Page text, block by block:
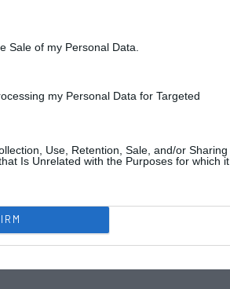
Sale of my Personal Data.
my Personal Data for Targeted
Use, Retention, Sale, and/or Sharing
Is Unrelated with the Purposes for which it